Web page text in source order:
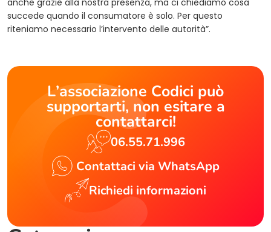
anche grazie alla nostra presenza, ma ci chiediamo cosa
succede quando il consumatore è solo. Per questo
riteniamo necessario l’intervento delle autorità”.
L’associazione Codici può
supportarti, non esitare a
contattarci!
06.55.71.996
Contattaci via WhatsApp
Richiedi informazioni